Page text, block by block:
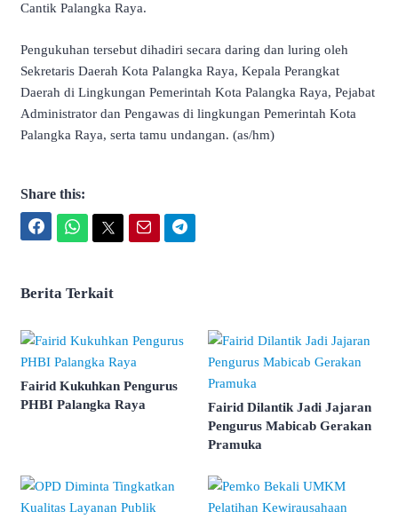
Cantik Palangka Raya.
Pengukuhan tersebut dihadiri secara daring dan luring oleh
Sekretaris Daerah Kota Palangka Raya, Kepala Perangkat
Daerah di Lingkungan Pemerintah Kota Palangka Raya, Pejabat
Administrator dan Pengawas di lingkungan Pemerintah Kota
Palangka Raya, serta tamu undangan. (as/hm)
Share this:
Berita Terkait
Fairid Kukuhkan Pengurus
PHBI Palangka Raya
Fairid Dilantik Jadi Jajaran
Pengurus Mabicab Gerakan
Pramuka